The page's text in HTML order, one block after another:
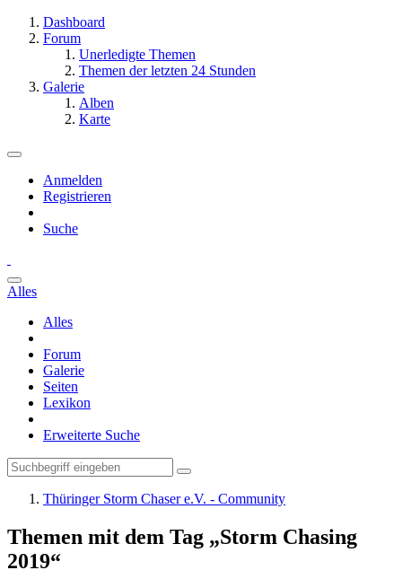
Dashboard
Forum
Unerledigte Themen
Themen der letzten 24 Stunden
Galerie
Alben
Karte
Anmelden
Registrieren
Suche
Alles
Alles
Forum
Galerie
Seiten
Lexikon
Erweiterte Suche
Thüringer Storm Chaser e.V. - Community
Themen mit dem Tag „Storm Chasing
2019“